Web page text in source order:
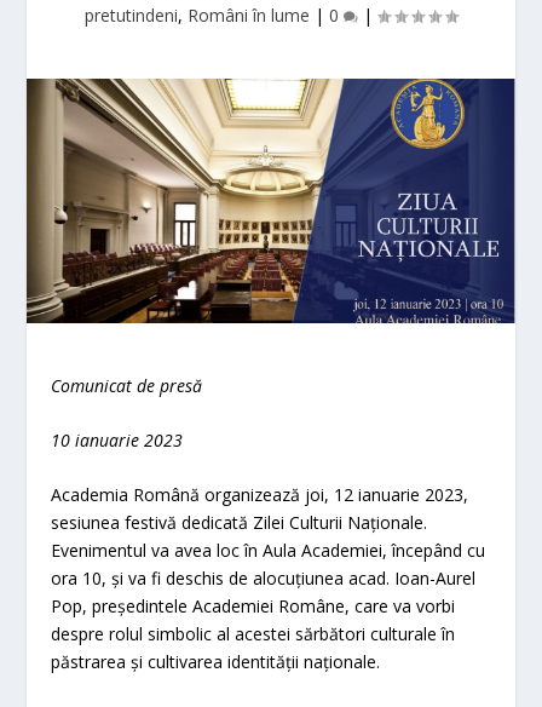
pretutindeni, Români în lume | 0 |
Comunicat de presă
10 ianuarie 2023
Academia Română organizează joi, 12 ianuarie 2023,
sesiunea festivă dedicată Zilei Culturii Naționale.
Evenimentul va avea loc în Aula Academiei, începând cu
ora 10, și va fi deschis de alocuțiunea acad. Ioan-Aurel
Pop, președintele Academiei Române, care va vorbi
despre rolul simbolic al acestei sărbători culturale în
păstrarea și cultivarea identității naționale.